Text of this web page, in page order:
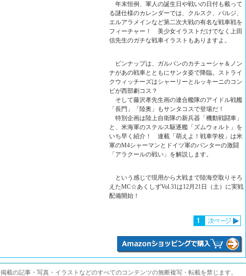
年末恒例、軍人の誕生日や戦いの日付も載って
る謎仕様のカレンダーでは、クルスク、バルジ、
エルアラメインなど第二次大戦の有名な戦車戦を
フィーチャー！ 美少女イラストだけでなく上田
信先生のガチな戦車イラストもありますよ。
ピンナップは、ガルパンのカチューシャ＆ノン
ナがあの戦車とともにサンタ姿で降臨。ストライ
クウィッチーズはシャーリーとルッキーニのコン
ビが西部劇コス？
そして藤沢孝先生画の連合艦隊のアイドル戦艦
「長門」「陸奥」もサンタコスで登場だ！
特別企画は陸上自衛隊の新兵器「機動戦闘車」
と、米海軍のステルス駆逐艦「ズムウォルト」を
いち早く紹介！ 連載「萌えよ！戦車学校」は米
軍のM4シャーマンとドイツ軍のパンターの激闘
「アラクールの戦い」を解説します。
という感じで現用から大戦まで陸海空取りそろ
えたMC☆あくしずVol.31は12月21日（土）に実戦
配備開始！
掲載の記事・写真・イラストなどのすべてのコンテンツの無断複写・転載を禁じます。